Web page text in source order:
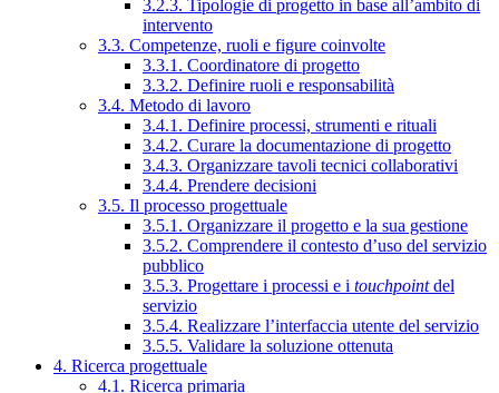
3.2.3. Tipologie di progetto in base all’ambito di
intervento
3.3. Competenze, ruoli e figure coinvolte
3.3.1. Coordinatore di progetto
3.3.2. Definire ruoli e responsabilità
3.4. Metodo di lavoro
3.4.1. Definire processi, strumenti e rituali
3.4.2. Curare la documentazione di progetto
3.4.3. Organizzare tavoli tecnici collaborativi
3.4.4. Prendere decisioni
3.5. Il processo progettuale
3.5.1. Organizzare il progetto e la sua gestione
3.5.2. Comprendere il contesto d’uso del servizio
pubblico
3.5.3. Progettare i processi e i touchpointdel
servizio
3.5.4. Realizzare l’interfaccia utente del servizio
3.5.5. Validare la soluzione ottenuta
4. Ricerca progettuale
4.1. Ricerca primaria